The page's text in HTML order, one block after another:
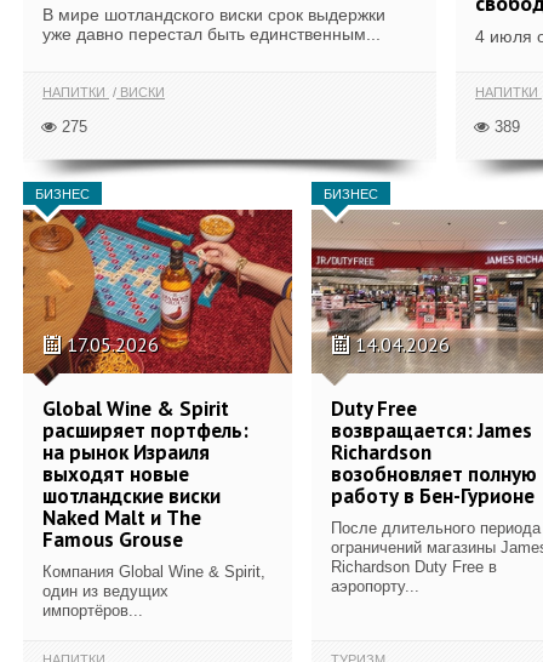
В мире шотландского виски срок выдержки
уже давно перестал быть единственным...
НАПИТКИ ВИСКИ
275
4 июля
НАПИТКИ
389
БИЗНЕС
17.05.2026
Global Wine & Spirit
расширяет портфель:
на рынок Израиля
выходят новые
шотландские виски
Naked Malt и The
Famous Grouse
Компания Global Wine & Spirit,
один из ведущих
импортёров...
БИЗНЕС
14.04.2026
Duty Free
возвращается: James
Richardson
возобновляет полную
работу в Бен-Гурионе
После длительного периода
ограничений магазины
Richardson Duty Free в
аэропорту...